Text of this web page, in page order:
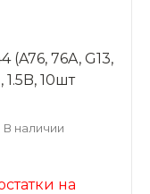
76A, G13,
1.5B, 10шт
В наличии
на